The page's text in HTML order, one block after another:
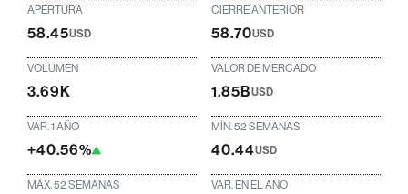
APERTURA
58.45USD
CIERRE ANTERIOR
58.70USD
VOLUMEN
3.69K
VALOR DE MERCADO
1.85BUSD
VAR. 1 AÑO
+40.56%
MÍN. 52 SEMANAS
40.44USD
MÁX. 52 SEMANAS VAR. EN EL AÑO